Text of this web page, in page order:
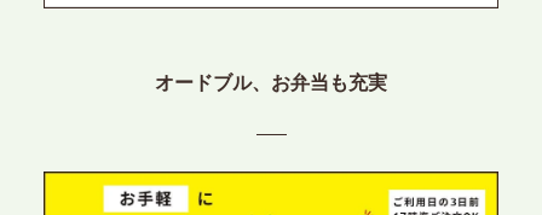
プレスリリースのご案内｜ケータリングのセカンド
目の展開で、拡大する出張パーティー・ケータリン
オードブル、お弁当も充実